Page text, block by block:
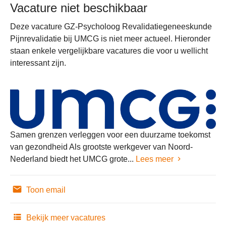
Vacature niet beschikbaar
Deze vacature GZ-Psycholoog Revalidatiegeneeskunde
Pijnrevalidatie bij UMCG is niet meer actueel. Hieronder
staan enkele vergelijkbare vacatures die voor u wellicht
interessant zijn.
Samen grenzen verleggen voor een duurzame toekomst
van gezondheid Als grootste werkgever van Noord-
Nederland biedt het UMCG grote... Lees meer
Toon email
Bekijk meer vacatures